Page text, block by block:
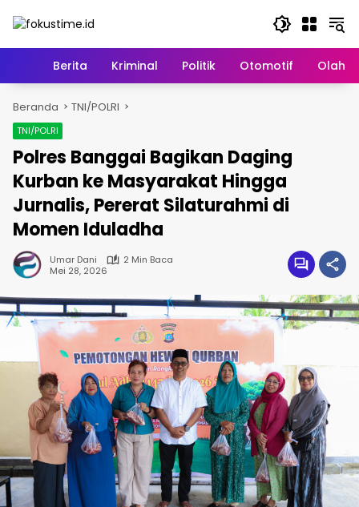
HomeBerita Kriminal Politik Otomotif
Beranda TNI/POLRI
TNI/POLRI
Polres Banggai Bagikan Daging
Kurban ke Masyarakat Hingga
Jurnalis, Pererat Silaturahmi di
Momen Iduladha
Umar Dani
2 Min Baca
Mei 28, 2026